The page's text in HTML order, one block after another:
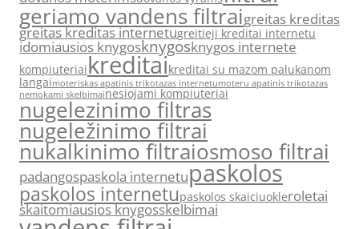
geriamo vandens filtraigreitas kreditas
greitas kreditas internetugreitieji kreditai internetu
idomiausios knygosknygosknygos internete
kompiuteriaikreditaikreditai su mazom palukanom
langaimoteriskas apatinis trikotazas internetumoteru apatinis trikotazas
nemokami skelbimainesiojami kompiuteriai
nugelezinimo filtras
nugeležinimo filtrai
nukalkinimo filtraiosmoso filtrai
padangospaskola internetupaskolos
paskolos internetupaskolos skaiciuokleroletai
skaitomiausios knygosskelbimai